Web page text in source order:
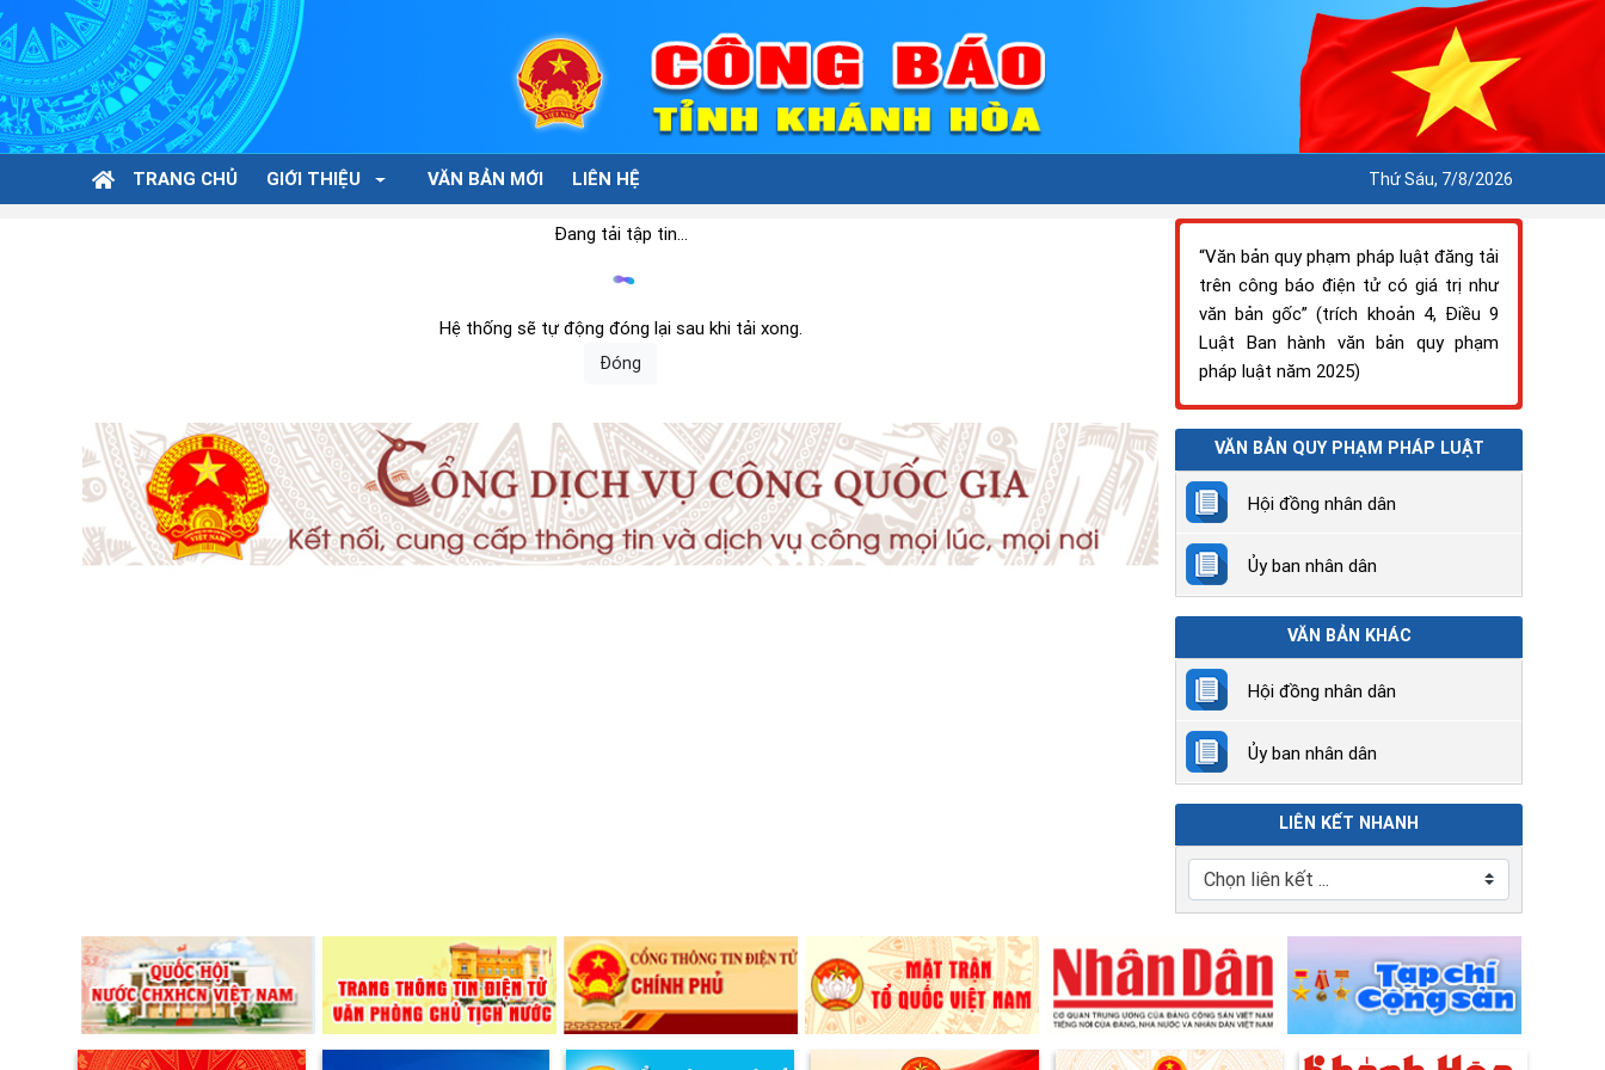
TRANG CHỦ GIỚI THIỆU VĂN BẢN MỚI LIÊN HỆ Thứ Sáu, 7/8/2026
Đang tải tập tin...
Hệ thống sẽ tự động đóng lại sau khi tải xong.
Đóng
“Văn bản quy phạm pháp luật đăng tải
trên công báo điện tử có giá trị như
văn bản gốc” (trích khoản 4, Điều 9
Luật Ban hành văn bản quy phạm
pháp luật năm 2025)
VĂN BẢN QUY PHẠM PHÁP LUẬT
Hội đồng nhân dân
Ủy ban nhân dân
VĂN BẢN KHÁC
Hội đồng nhân dân
Ủy ban nhân dân
LIÊN KẾT NHANH